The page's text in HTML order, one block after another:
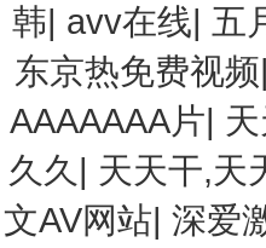
韩| avv在线| 五
东京热免费视频|
AAAAAAA片|
久久 | 天天干,天
文AV网站|深爱